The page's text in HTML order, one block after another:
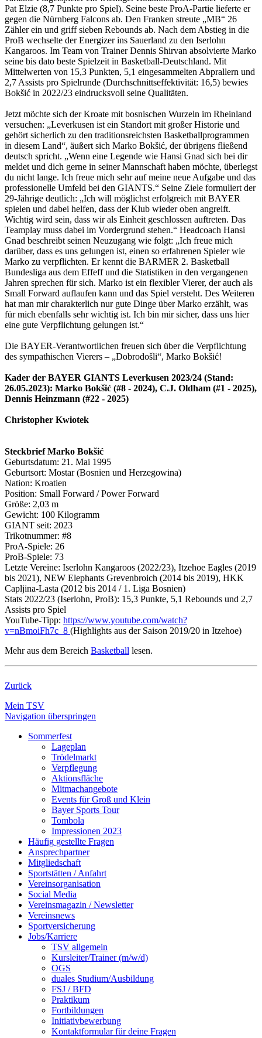
Pat Elzie (8,7 Punkte pro Spiel). Seine beste ProA-Partie lieferte er
gegen die Nürnberg Falcons ab. Den Franken streute „MB“ 26
Zähler ein und griff sieben Rebounds ab. Nach dem Abstieg in die
ProB wechselte der Energizer ins Sauerland zu den Iserlohn
Kangaroos. Im Team von Trainer Dennis Shirvan absolvierte Marko
seine bis dato beste Spielzeit in Basketball-Deutschland. Mit
Mittelwerten von 15,3 Punkten, 5,1 eingesammelten Abprallern und
2,7 Assists pro Spielrunde (Durchschnittseffektivität: 16,5) bewies
Bokšić in 2022/23 eindrucksvoll seine Qualitäten.
Jetzt möchte sich der Kroate mit bosnischen Wurzeln im Rheinland
versuchen: „Leverkusen ist ein Standort mit großer Historie und
gehört sicherlich zu den traditionsreichsten Basketballprogrammen
in diesem Land“, äußert sich Marko Bokšić, der übrigens fließend
deutsch spricht. „Wenn eine Legende wie Hansi Gnad sich bei dir
meldet und dich gerne in seiner Mannschaft haben möchte, überlegst
du nicht lange. Ich freue mich sehr auf meine neue Aufgabe und das
professionelle Umfeld bei den GIANTS.“ Seine Ziele formuliert der
29-Jährige deutlich: „Ich will möglichst erfolgreich mit BAYER
spielen und dabei helfen, dass der Klub wieder oben angreift.
Wichtig wird sein, dass wir als Einheit geschlossen auftreten. Das
Teamplay muss dabei im Vordergrund stehen.“ Headcoach Hansi
Gnad beschreibt seinen Neuzugang wie folgt: „Ich freue mich
darüber, dass es uns gelungen ist, einen so erfahrenen Spieler wie
Marko zu verpflichten. Er kennt die BARMER 2. Basketball
Bundesliga aus dem Effeff und die Statistiken in den vergangenen
Jahren sprechen für sich. Marko ist ein flexibler Vierer, der auch als
Small Forward auflaufen kann und das Spiel versteht. Des Weiteren
hat man mir charakterlich nur gute Dinge über Marko erzählt, was
für mich ebenfalls sehr wichtig ist. Ich bin mir sicher, dass uns hier
eine gute Verpflichtung gelungen ist.“
Die BAYER-Verantwortlichen freuen sich über die Verpflichtung
des sympathischen Vierers – „Dobrodošli“, Marko Bokšić!
Kader der BAYER GIANTS Leverkusen 2023/24 (Stand:
26.05.2023): Marko Bokšić (#8 - 2024), C.J. Oldham (#1 - 2025),
Dennis Heinzmann (#22 - 2025)
Christopher Kwiotek
Steckbrief Marko Bokšić
Geburtsdatum: 21. Mai 1995
Geburtsort: Mostar (Bosnien und Herzegowina)
Nation: Kroatien
Position: Small Forward / Power Forward
Größe: 2,03 m
Gewicht: 100 Kilogramm
GIANT seit: 2023
Trikotnummer: #8
ProA-Spiele: 26
ProB-Spiele: 73
Letzte Vereine: Iserlohn Kangaroos (2022/23), Itzehoe Eagles (2019
bis 2021), NEW Elephants Grevenbroich (2014 bis 2019), HKK
Capljina-Lasta (2012 bis 2014 / 1. Liga Bosnien)
Stats 2022/23 (Iserlohn, ProB): 15,3 Punkte, 5,1 Rebounds und 2,7
Assists pro Spiel
YouTube-Tipp: https://www.youtube.com/watch?
v=nBmoiFh7c_8 (Highlights aus der Saison 2019/20 in Itzehoe)
Mehr aus dem Bereich Basketball lesen.
Zurück
Mein TSV
Navigation überspringen
Sommerfest
Lageplan
Trödelmarkt
Verpflegung
Aktionsfläche
Mitmachangebote
Events für Groß und Klein
Bayer Sports Tour
Tombola
Impressionen 2023
Häufig gestellte Fragen
Ansprechpartner
Mitgliedschaft
Sportstätten / Anfahrt
Vereinsorganisation
Social Media
Vereinsmagazin / Newsletter
Vereinsnews
Sportversicherung
Jobs/Karriere
TSV allgemein
Kursleiter/Trainer (m/w/d)
OGS
duales Studium/Ausbildung
FSJ / BFD
Praktikum
Fortbildungen
Initiativbewerbung
Kontaktformular für deine Fragen